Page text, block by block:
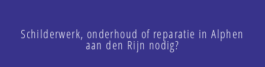
Schilderwerk, onderhoud of reparatie in Alphen
aan den Rijn nodig?